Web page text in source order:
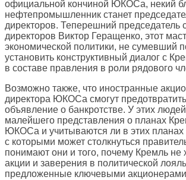
официальной кончиной ЮКОСа, некий
нефтепромышленник станет
директоров. Теперешний председатель
директоров Виктор Геращенко, этот
экономической политики, не
установить конструктивный диалог с
в составе правления в роли рядового
Возможно также, что иностранные
директора ЮКОСа смогут
объявление о банкротстве. У этих
малейшего представления о планах
ЮКОСа и учитываются ли в этих планах
с которыми может столкнуться
понимают они и того, почему Кремль не
акции и заверения в политической
предложенные ключевыми